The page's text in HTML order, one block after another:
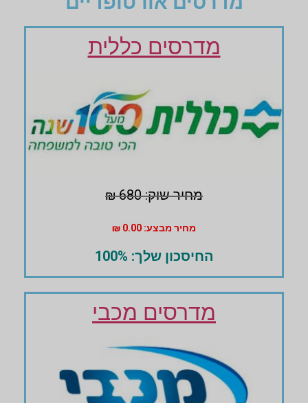
מדרסים כללית
מחיר שוק: 680 ₪
מחיר מבצע: 0.00 ₪
החיסכון שלך: 100%
מדרסים מכבי